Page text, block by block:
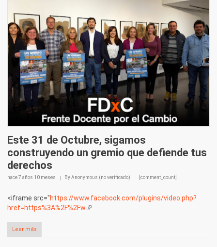
Este 31 de Octubre, sigamos
construyendo un gremio que defiende tus
derechos
hace 7 años 10 meses ByAnonymous (no verificado) [comment_count]
<iframe src="https://www.facebook.com/plugins/video.php?
href=https%3A%2F%2Fw(link is external)
Leer más